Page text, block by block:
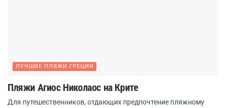
ЛУЧШИЕ ПЛЯЖИ ГРЕЦИИ
Пляжи Агиос Николаос на Крите
Для путешественников, отдающих предпочтение пляжному